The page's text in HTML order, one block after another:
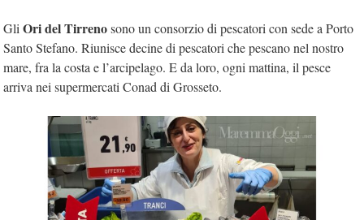
GliOri del Tirrenosono un consorzio di pescatori con sede a Porto
Santo Stefano. Riunisce decine di pescatori che pescano nel nostro
mare, fra la costa e l’arcipelago. E da loro, ogni mattina, il pesce
arriva nei supermercati Conad di Grosseto.